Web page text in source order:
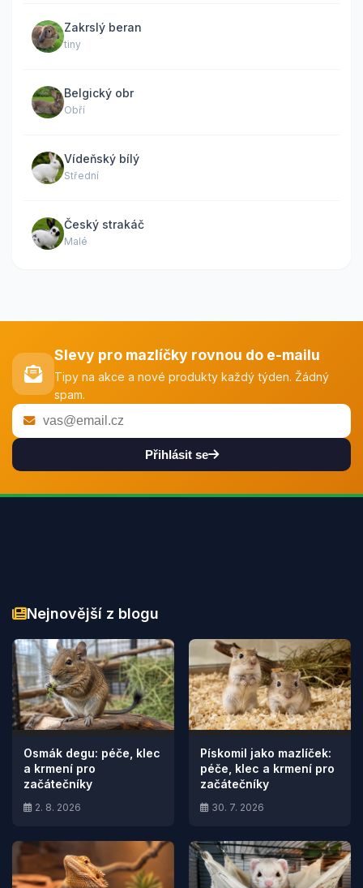
Zakrslý beran
tiny
Belgický obr
Obří
Vídeňský bílý
Střední
Český strakáč
Malé
Slevy pro mazlíčky rovnou do e-mailu
Tipy na akce a nové produkty každý týden. Žádný
spam.
Přihlásit se
Nejnovější z blogu
Osmák degu: péče, klec
a krmení pro
začátečníky
2. 8. 2026
Pískomil jako mazlíček:
péče, klec a krmení pro
začátečníky
30. 7. 2026